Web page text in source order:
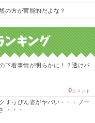
の方が官能的だよな？
下着事情が明らかに！？透けパ
0コメント
すっぴん姿がヤバい・・・ノー
・・・